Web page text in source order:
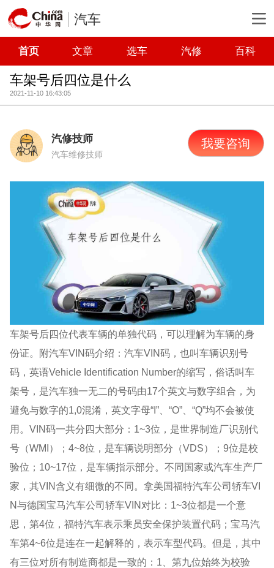
汽车
首页 文章 选车 汽修 百科
车架号后四位是什么
2021-11-10 16:43:05
汽修技师
汽车维修技师
我要咨询
车架号后四位代表车辆的单独代码，可以理解为车辆的身
份证。附汽车VIN码介绍：汽车VIN码，也叫车辆识别号
码，英语Vehicle Identification Number的缩写，俗话叫车
架号，是汽车独一无二的号码由17个英文与数字组合，为
避免与数字的1,0混淆，英文字母“I”、“O”、“Q”均不会被使
用。VIN码一共分四大部分：1~3位，是世界制造厂识别代
号（WMI）；4~8位，是车辆说明部分（VDS）；9位是校
验位；10~17位，是车辆指示部分。不同国家或汽车生产厂
家，其VIN含义有细微的不同。拿美国福特汽车公司轿车VI
N与德国宝马汽车公司轿车VIN对比：1~3位都是一个意
思，第4位，福特汽车表示乘员安全保护装置代码；宝马汽
车第4~6位是连在一起解释的，表示车型代码。但是，其中
有三位对所有制造商都是一致的：1、第九位始终为校验